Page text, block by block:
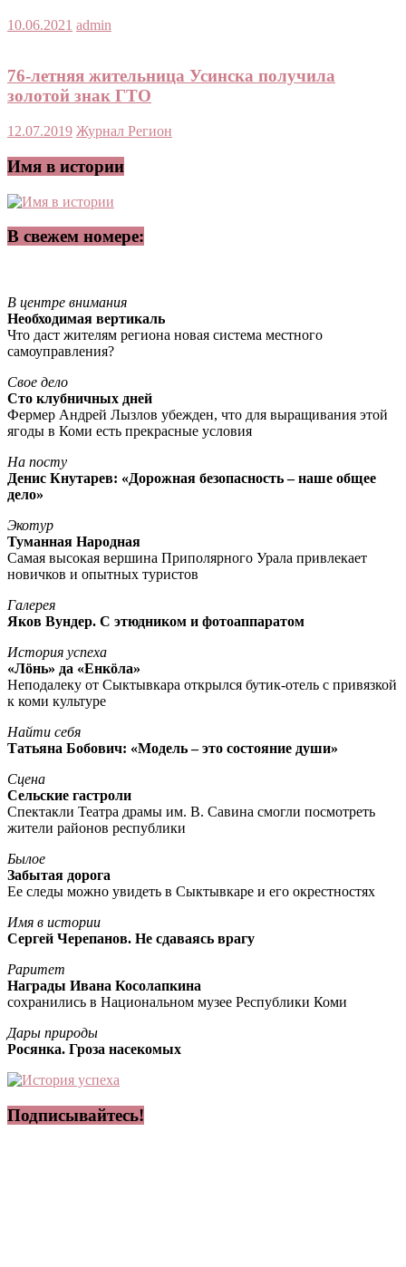
10.06.2021 admin
76-летняя жительница Усинска получила
золотой знак ГТО
12.07.2019 Журнал Регион
Имя в истории
В свежем номере:
В центре внимания
Необходимая вертикаль
Что даст жителям региона новая система местного
самоуправления?
Свое дело
Сто клубничных дней
Фермер Андрей Лызлов убежден, что для выращивания этой
ягоды в Коми есть прекрасные условия
На посту
Денис Кнутарев: «Дорожная безопасность – наше общее
дело»
Экотур
Туманная Народная
Самая высокая вершина Приполярного Урала привлекает
новичков и опытных туристов
Галерея
Яков Вундер. С этюдником и фотоаппаратом
История успеха
«Лöнь» да «Енкöла»
Неподалеку от Сыктывкара открылся бутик-отель с привязкой
к коми культуре
Найти себя
Татьяна Бобович: «Модель – это состояние души»
Сцена
Сельские гастроли
Спектакли Театра драмы им. В. Савина смогли посмотреть
жители районов республики
Былое
Забытая дорога
Ее следы можно увидеть в Сыктывкаре и его окрестностях
Имя в истории
Сергей Черепанов. Не сдаваясь врагу
Раритет
Награды Ивана Косолапкина
сохранились в Национальном музее Республики Коми
Дары природы
Росянка. Гроза насекомых
Подписывайтесь!